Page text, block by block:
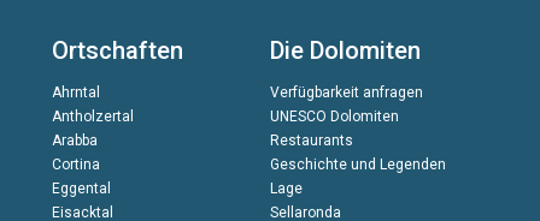
Ortschaften
Ahrntal
Antholzertal
Arabba
Cortina
Eggental
Eisacktal
Die Dolomiten
Verfügbarkeit anfragen
UNESCO Dolomiten
Restaurants
Geschichte und Legenden
Lage
Sellaronda